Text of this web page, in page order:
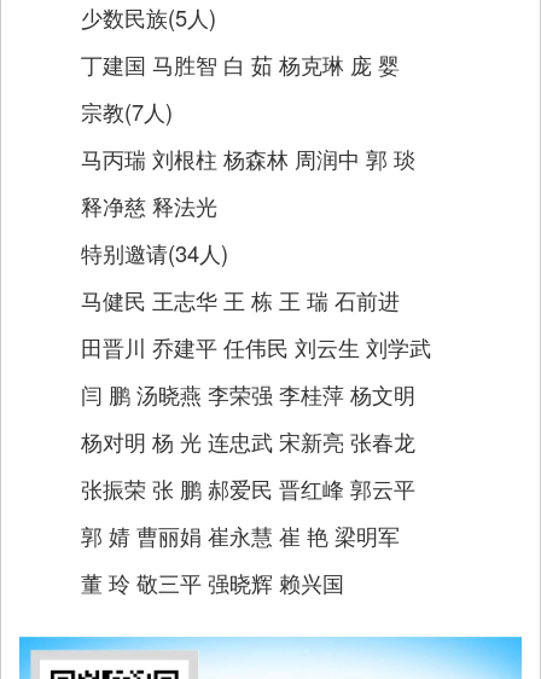
少数民族(5人)
丁建国 马胜智 白 茹 杨克琳 庞 婴
宗教(7人)
马丙瑞 刘根柱 杨森林 周润中 郭 琰
释净慈 释法光
特别邀请(34人)
马健民 王志华 王 栋 王 瑞 石前进
田晋川 乔建平 任伟民 刘云生 刘学武
闫 鹏 汤晓燕 李荣强 李桂萍 杨文明
杨对明 杨 光 连忠武 宋新亮 张春龙
张振荣 张 鹏 郝爱民 晋红峰 郭云平
郭 婧 曹丽娟 崔永慧 崔 艳 梁明军
董 玲 敬三平 强晓辉 赖兴国